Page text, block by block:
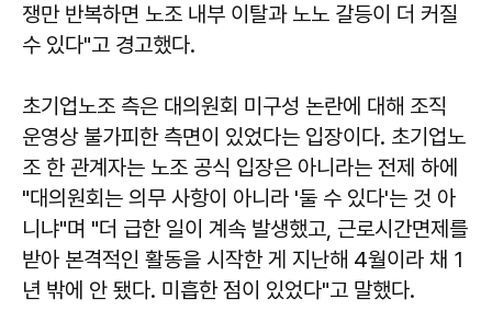
쟁만 반복하면 노조 내부 이탈과 노노 갈등이 더 커질
수 있다"고 경고했다.
초기업노조 측은 대의원회 미구성 논란에 대해 조직
운영상 불가피한 측면이 있었다는 입장이다. 초기업노
조 한 관계자는 노조 공식 입장은 아니라는 전제 하에
"대의원회는 의무 사항이 아니라 '둘 수 있다'는 것 아
니냐"며 "더 급한 일이 계속 발생했고, 근로시간면제를
받아 본격적인 활동을 시작한 게 지난해 4월이라 채 1
년 밖에 안 됐다. 미흡한 점이 있었다"고 말했다.